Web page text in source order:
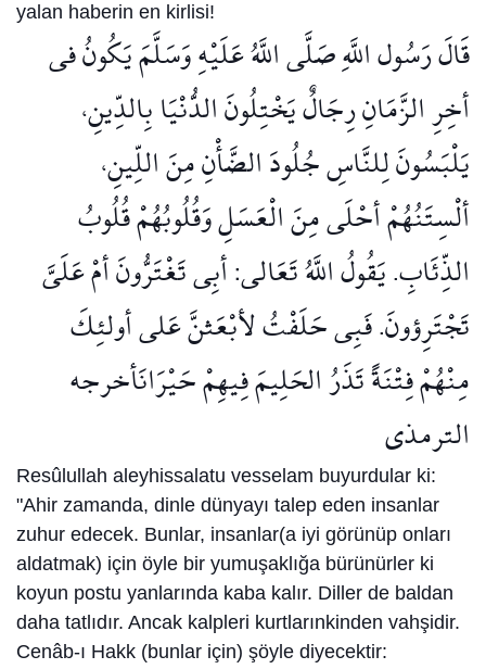
yalan haberin en kirlisi!
قَالَ رَسُول اللَّهِ صَلَّى اللَّهُ عَلَيْهِ وَسَلَّمَ يَكُونُ في
أخِرِ الزَّمَانِ رِجَالٌ يَخْتِلُونَ الدُّنْيَا بِالدِّينِ،
يَلْبَسُونَ لِلنَّاسِ جُلُودَ الضَّأْنِ مِنَ اللِّينِ،
ألْسِتَنُهُمْ أحْلَى مِنَ الْعَسَلِ وَقُلُوبُهُمْ قُلُوبُ
الذِّئَابِ. يَقُولُ اللَّهُ تَعَالى: أبِى تَغْتَرُّونَ أمْ عَلَىَّ
تَجْتَرِؤونَ. فَبِى حَلَفْتُ لأبْعَثنَّ عَلى أولئِكَ
مِنْهُمْ فِتْنَةً تَذَرُ الحَلِيمَ فِيهِمْ حَيْرَانَأخرجه
الترمذي
Resûlullah aleyhissalatu vesselam buyurdular ki:
"Ahir zamanda, dinle dünyayı talep eden insanlar
zuhur edecek. Bunlar, insanlar(a iyi görünüp onları
aldatmak) için öyle bir yumuşaklığa bürünürler ki
koyun postu yanlarında kaba kalır. Diller de baldan
daha tatlıdır. Ancak kalpleri kurtlarınkinden vahşidir.
Cenâb-ı Hakk (bunlar için) şöyle diyecektir: